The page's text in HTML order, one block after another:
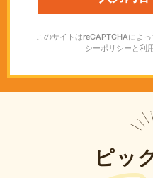
このサイトはreCAPTCHAによ
シーポリシー と利
ピッ